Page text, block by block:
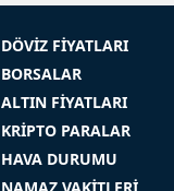
DÖVİZ FİYATLARI
BORSALAR
ALTIN FİYATLARI
KRİPTO PARALAR
HAVA DURUMU
NAMAZ VAKİTLERİ